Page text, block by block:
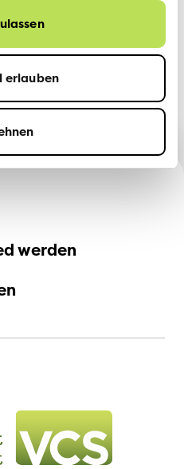
erlauben
gewährleistet, dass
anvertrauten Daten
werden